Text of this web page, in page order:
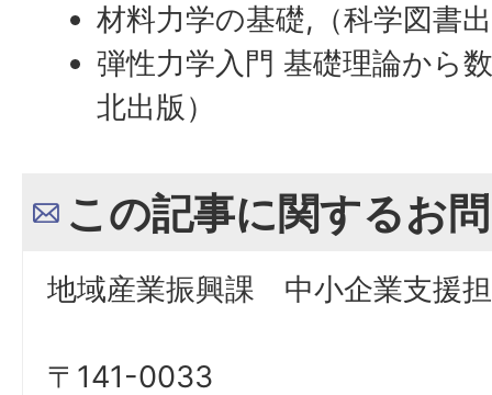
材料力学の基礎,（科学図書
弾性力学入門 基礎理論から
北出版）
この記事に関するお
地域産業振興課 中小企業支援
〒141-0033